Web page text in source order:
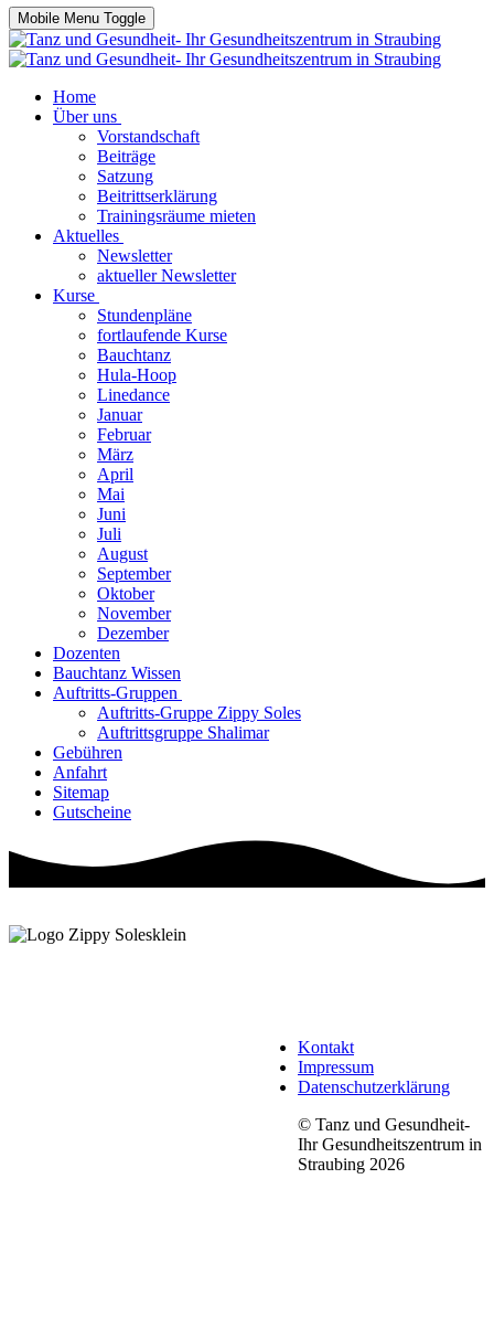
Mobile Menu Toggle
Home
Über uns
Vorstandschaft
Beiträge
Satzung
Beitrittserklärung
Trainingsräume mieten
Aktuelles
Newsletter
aktueller Newsletter
Kurse
Stundenpläne
fortlaufende Kurse
Bauchtanz
Hula-Hoop
Linedance
Januar
Februar
März
April
Mai
Juni
Juli
August
September
Oktober
November
Dezember
Dozenten
Bauchtanz Wissen
Auftritts-Gruppen
Auftritts-Gruppe Zippy Soles
Auftrittsgruppe Shalimar
Gebühren
Anfahrt
Sitemap
Gutscheine
Kontakt
Impressum
Datenschutzerklärung
© Tanz und Gesundheit-
Ihr Gesundheitszentrum in
Straubing 2026